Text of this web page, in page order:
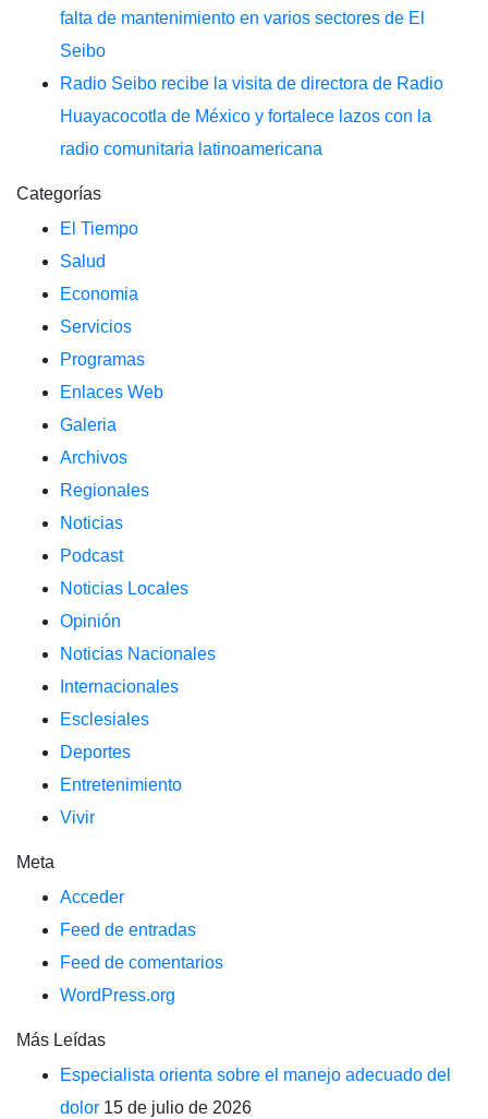
falta de mantenimiento en varios sectores de El
Seibo
Radio Seibo recibe la visita de directora de Radio
Huayacocotla de México y fortalece lazos con la
radio comunitaria latinoamericana
Categorías
El Tiempo
Salud
Economia
Servicios
Programas
Enlaces Web
Galeria
Archivos
Regionales
Noticias
Podcast
Noticias Locales
Opinión
Noticias Nacionales
Internacionales
Esclesiales
Deportes
Entretenimiento
Vivir
Meta
Acceder
Feed de entradas
Feed de comentarios
WordPress.org
Más Leídas
Especialista orienta sobre el manejo adecuado del
dolor 15 de julio de 2026